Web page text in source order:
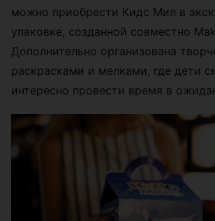
можно приобрести Кидс Мил в
упаковке, созданной совместно
Дополнительно организована
раскрасками и мелками, где дети
интересно провести время в